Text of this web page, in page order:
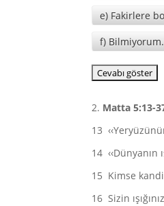
e) Fakirlere
f) Bilmiyorum.
2. Matta 5:13-
13
14
15 Kimse
16 Sizin